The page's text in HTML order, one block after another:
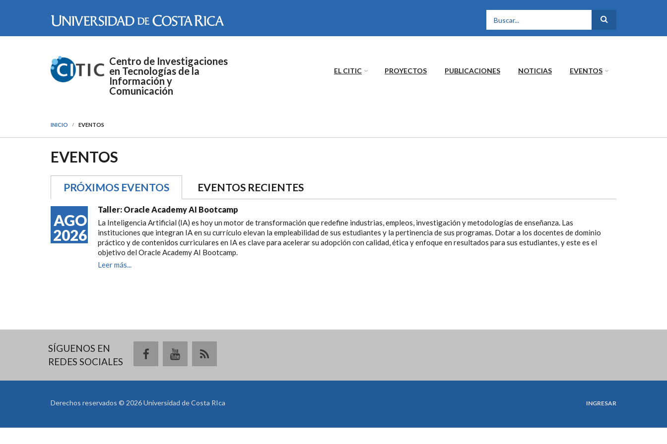
FORMULARIO DE
Centro de Investigaciones
en Tecnologías de la
Información y
Comunicación
EL CITIC PROYECTOS PUBLICACIONES NOTICIAS EVENTOS
INICIO EVENTOS
EVENTOS
PRÓXIMOS EVENTOS (SOLAPA ACTIVA)
EVENTOS RECIENTES
AGO
2026
Taller: Oracle Academy AI Bootcamp
La Inteligencia Artificial (IA) es hoy un motor de transformación que redefine industrias, empleos, investigación y metodologías de enseñanza. Las
instituciones que integran IA en su currículo elevan la empleabilidad de sus estudiantes y la pertinencia de sus programas. Dotar a los docentes de dominio
práctico y de contenidos curriculares en IA es clave para acelerar su adopción con calidad, ética y enfoque en resultados para sus estudiantes, y este es el
objetivo del Oracle Academy AI Bootcamp.
Leer más...
SÍGUENOS EN
REDES SOCIALES
Derechos reservados © 2026 Universidad de Costa RIca INGRESAR